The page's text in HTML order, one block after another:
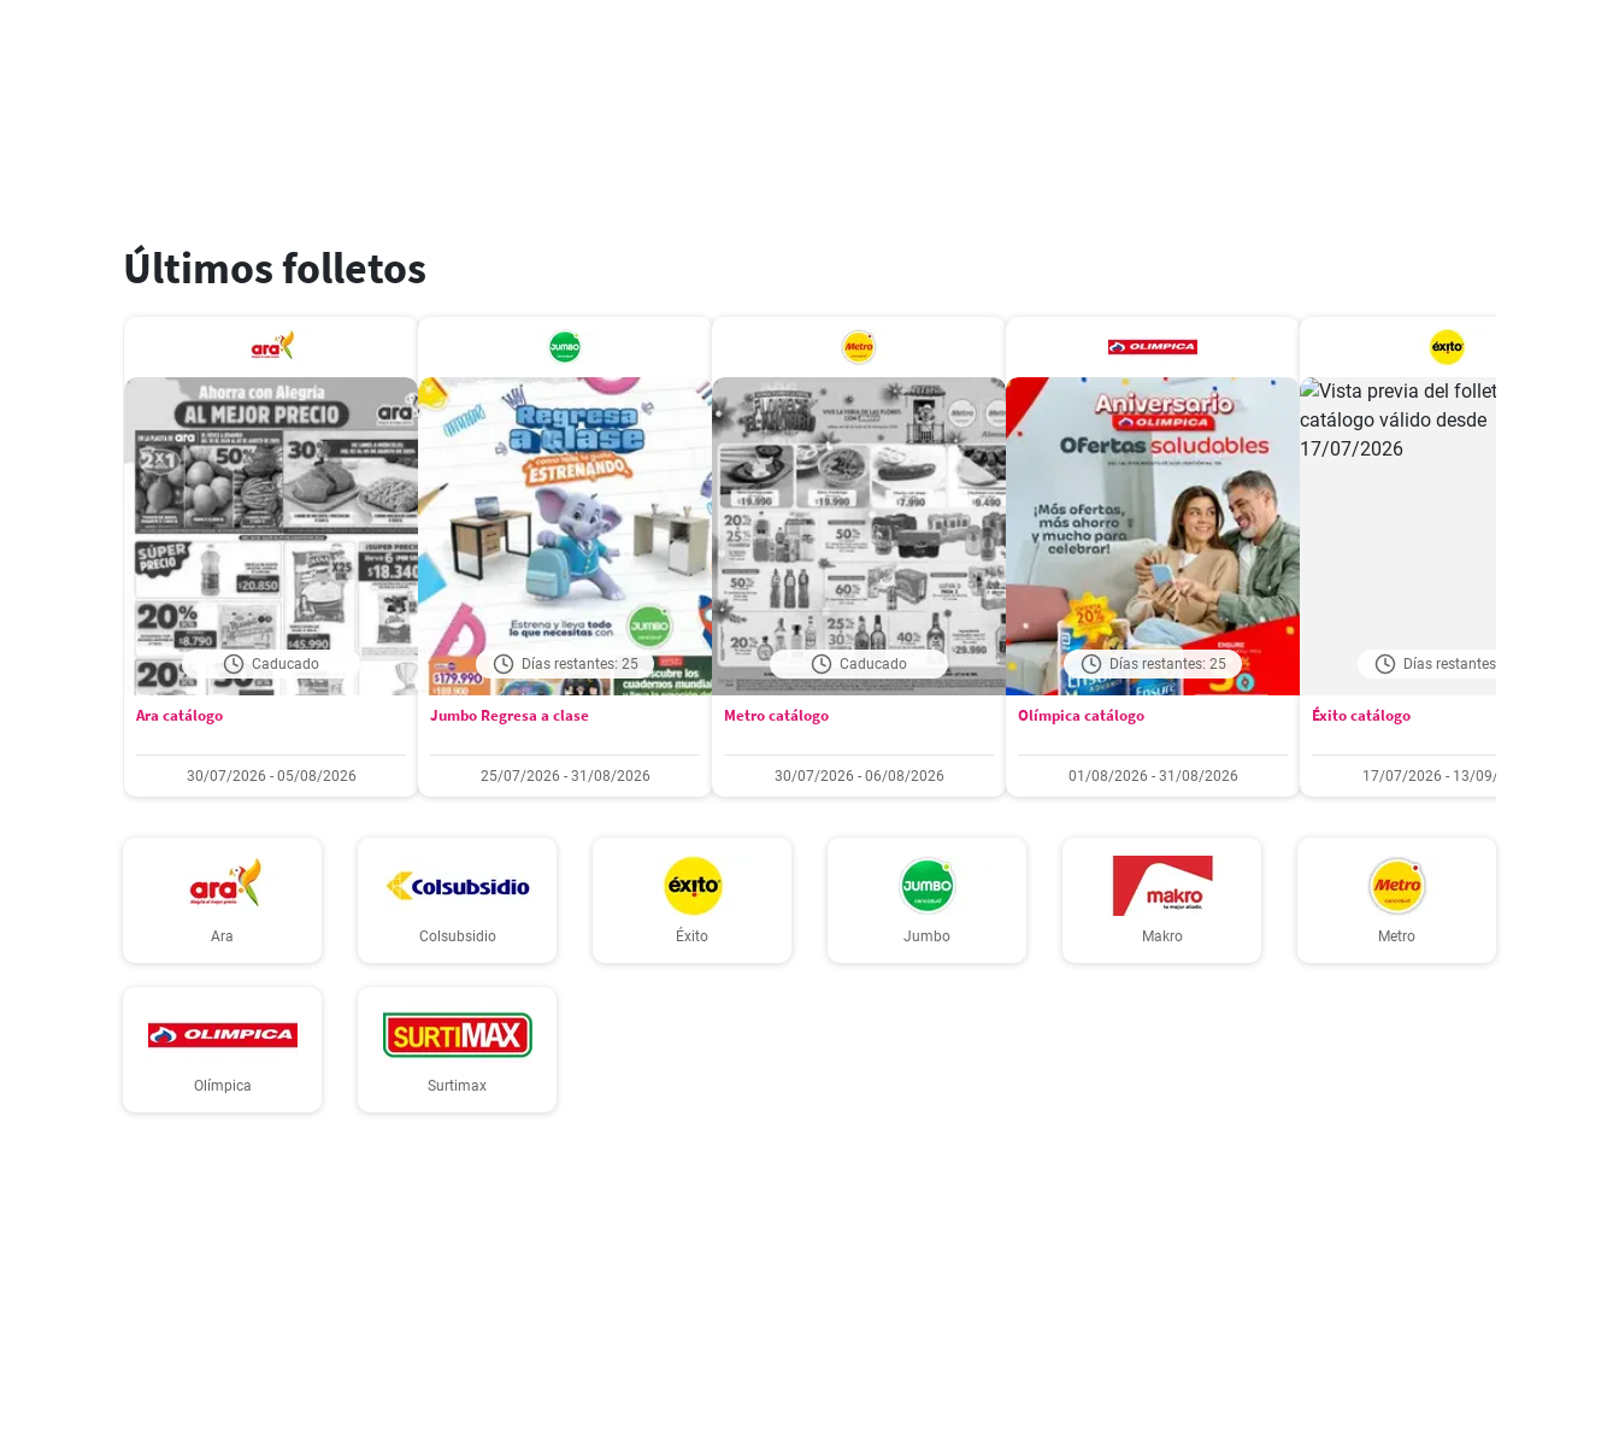
Últimos folletos
Caducado
Ara catálogo
30/07/2026 - 05/08/2026
Días restantes: 25
Jumbo Regresa a clase
25/07/2026 - 31/08/2026
Caducado
Metro catálogo
30/07/2026 - 06/08/2026
Días restantes: 25
Olímpica catálogo
01/08/2026 - 31/08/2026
Días restantes: 38
Éxito catálogo
17/07/2026 - 13/09/2026
Ara Colsubsidio Éxito Jumbo Makro Metro
Olímpica Surtimax